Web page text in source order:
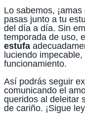
Lo sabemos,
pasas junto a tu
del día a día. Sin
temporada de uso,
estufa
luciendo
funcionamiento.
Así podrás seguir
comunicando el
queridos al deleitar
de cariño. ¡Sigue